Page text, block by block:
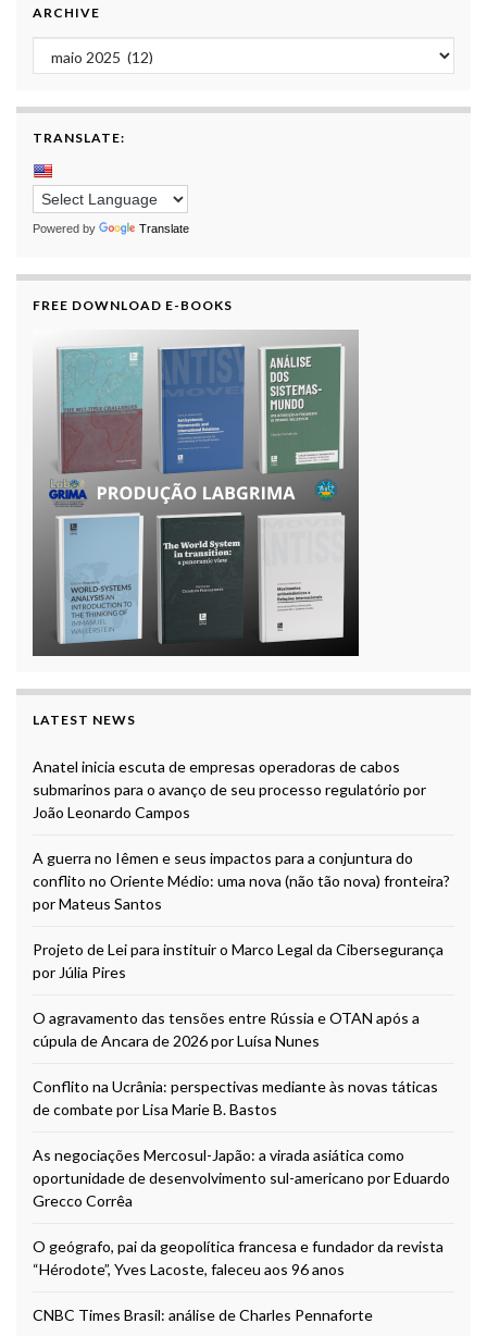
ARCHIVE
Archive
TRANSLATE:
Powered by Translate
FREE DOWNLOAD E-BOOKS
LATEST NEWS
Anatel inicia escuta de empresas operadoras de cabos
submarinos para o avanço de seu processo regulatório por
João Leonardo Campos
A guerra no Iêmen e seus impactos para a conjuntura do
conflito no Oriente Médio: uma nova (não tão nova) fronteira?
por Mateus Santos
Projeto de Lei para instituir o Marco Legal da Cibersegurança
por Júlia Pires
O agravamento das tensões entre Rússia e OTAN após a
cúpula de Ancara de 2026 por Luísa Nunes
Conflito na Ucrânia: perspectivas mediante às novas táticas
de combate por Lisa Marie B. Bastos
As negociações Mercosul-Japão: a virada asiática como
oportunidade de desenvolvimento sul-americano por Eduardo
Grecco Corrêa
O geógrafo, pai da geopolítica francesa e fundador da revista
“Hérodote”, Yves Lacoste, faleceu aos 96 anos
CNBC Times Brasil: análise de Charles Pennaforte